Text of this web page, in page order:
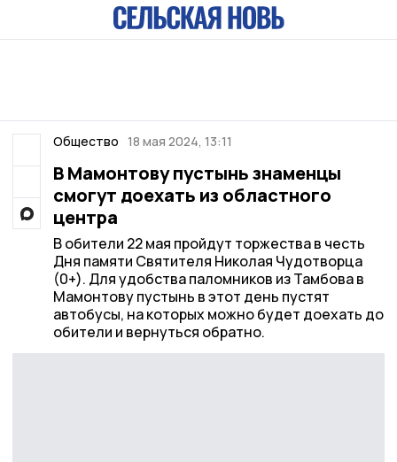
Общество 18 мая 2024, 13:11
В Мамонтову пустынь знаменцы
смогут доехать из областного
центра
В обители 22 мая пройдут торжества в честь
Дня памяти Святителя Николая Чудотворца
(0+). Для удобства паломников из Тамбова в
Мамонтову пустынь в этот день пустят
автобусы, на которых можно будет доехать до
обители и вернуться обратно.